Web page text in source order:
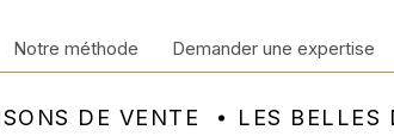
DE VENTE LES BELLES
Notre méthode Demander une expertise